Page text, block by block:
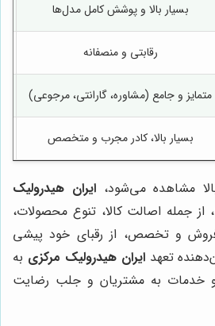
بسیار بالا و پوشش کامل مدل‌ها
رقابتی و منصفانه
متمایز و جامع (مشاوره، گارانتی، مرجوعی)
بسیار بالا، کادر مجرب و متخصص
مشاهده می‌شود،ایران هیدرولیک
از جمله اصالت کالا، تنوع محصولات،
و تخصص، از رقبای خود پیشی
تعهدایران هیدرولیک مرکزی به
و خدمات به مشتریان و جلب رضایت